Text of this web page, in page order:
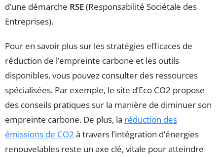
d’une démarche RSE(Responsabilité Sociétale des
Entreprises).
Pour en savoir plus sur les stratégies efficaces de
réduction de l’empreinte carbone et les outils
disponibles, vous pouvez consulter des ressources
spécialisées. Par exemple, le site d’Eco CO2 propose
des conseils pratiques sur la manière de diminuer son
empreinte carbone. De plus, la réduction des
émissions de CO2 à travers l’intégration d’énergies
renouvelables reste un axe clé, vitale pour atteindre